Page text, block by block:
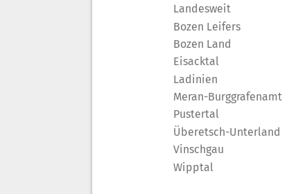
Landesweit
Bozen Leifers
Bozen Land
Eisacktal
Ladinien
Meran-Burggrafenamt
Pustertal
Überetsch-Unterland
Vinschgau
Wipptal